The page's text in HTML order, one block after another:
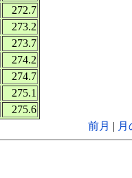
272.7
273.2
273.7
274.2
274.7
275.1
275.6
前月 |